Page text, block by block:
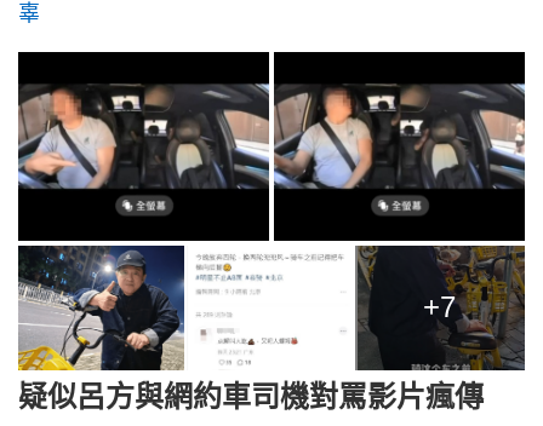
辜
+7
疑似呂方與網約車司機對罵影片瘋傳